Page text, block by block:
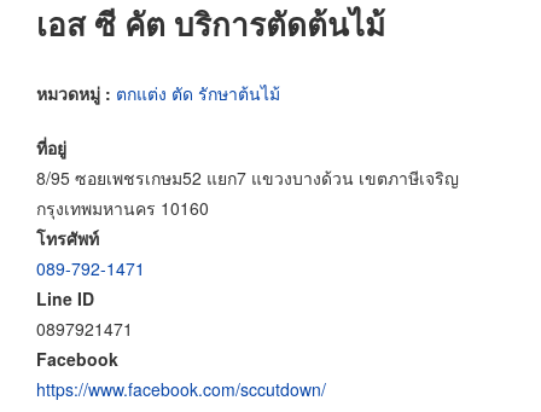
เอส ซี คัต บริการตัดต้นไม้
หมวดหมู่ : ตกแต่ง ตัด รักษาต้นไม้
ที่อยู่
8/95 ซอยเพชรเกษม52 แยก7 แขวงบางด้วน เขตภาษีเจริญ
กรุงเทพมหานคร 10160
โทรศัพท์
089-792-1471
Line ID
0897921471
Facebook
https://www.facebook.com/sccutdown/